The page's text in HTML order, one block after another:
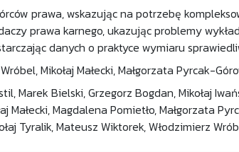
prawa, wskazując na potrzebę
prawa karnego, ukazując problemy
danych o praktyce wymiaru
Mikołaj Małecki, Małgorzata Pyrcak-
Marek Bielski, Grzegorz Bogdan, Mikołaj
Małecki, Magdalena Pomietło, Małgorzata
Tyralik, Mateusz Wiktorek, Włodzimierz